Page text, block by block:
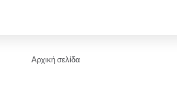
Αρχική σελίδα